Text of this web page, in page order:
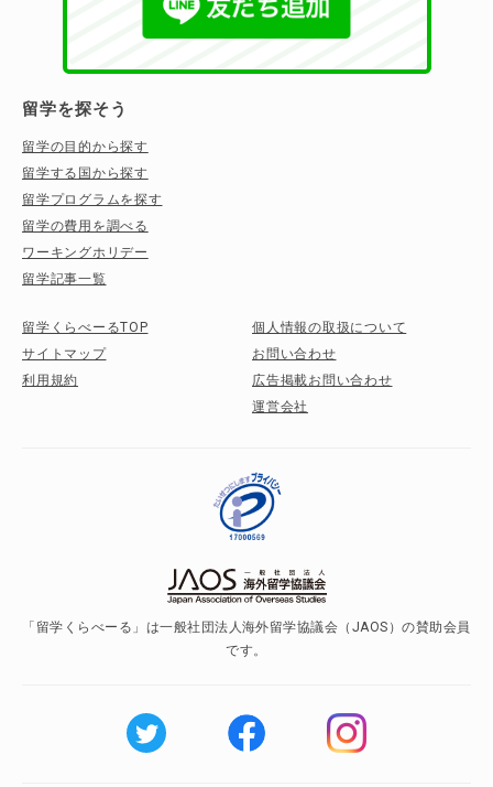
留学を探そう
留学の目的から探す
留学する国から探す
留学プログラムを探す
留学の費用を調べる
ワーキングホリデー
留学記事一覧
留学くらべーるTOP
サイトマップ
利用規約
個人情報の取扱について
お問い合わせ
広告掲載お問い合わせ
運営会社
「留学くらべーる」は一般社団法人海外留学協議会（JAOS）の賛助会員
です。